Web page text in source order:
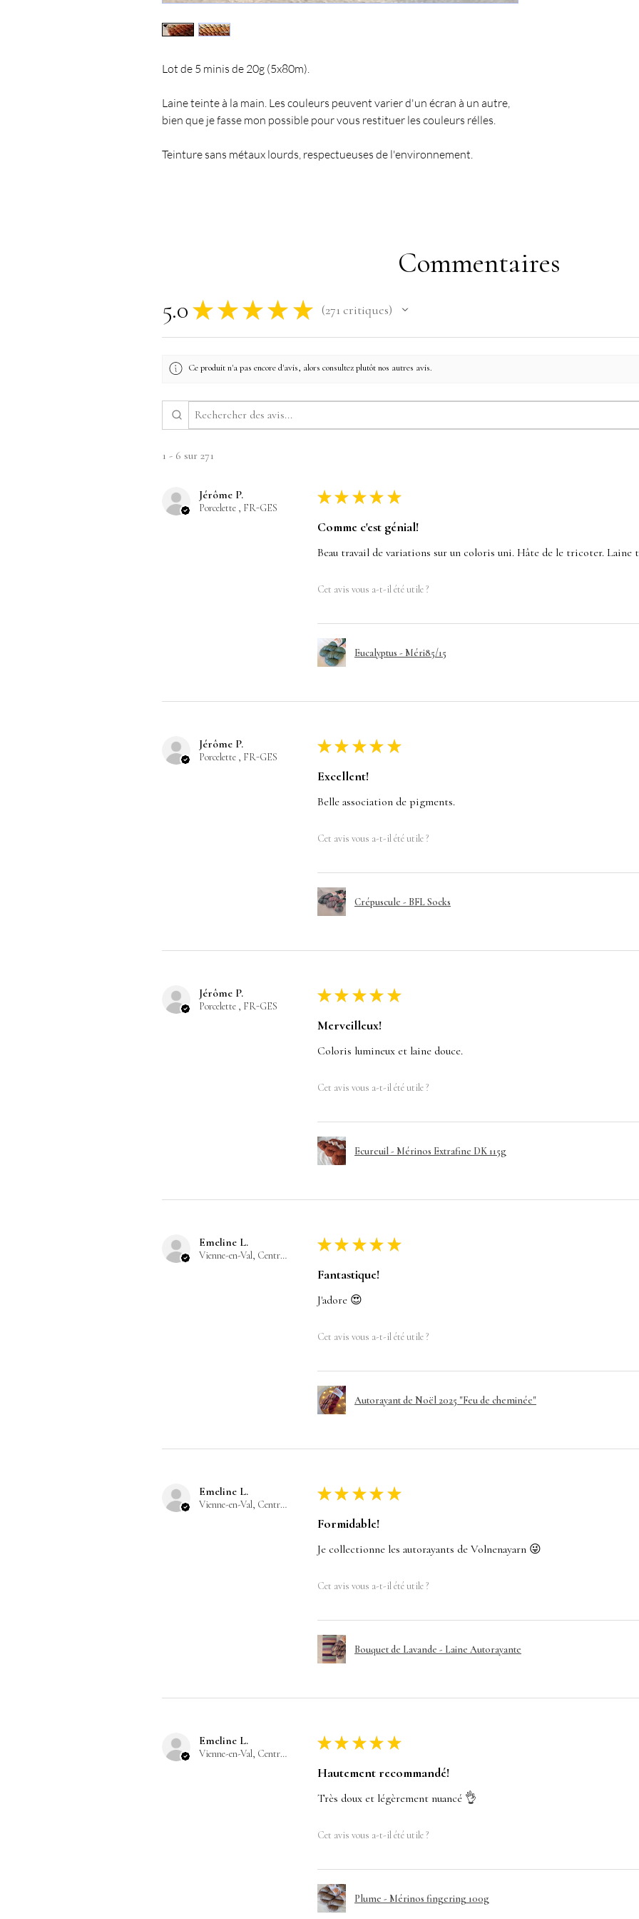
Lot de 5 minis de 20g (5x80m).
Laine teinte à la main. Les couleurs peuvent varier d'un écran à un autre,
bien que je fasse mon possible pour vous restituer les couleurs rélles.
Teinture sans métaux lourds, respectueuses de l'environnement.
Commentaires
5.0 ★ ★ ★ ★ ★ 271 critiques
271
Ce produit n'a pas encore d'avis, alors consultez plutôt nos autres avis.
1 - 6 sur 271
Jérôme P.
Porcelette , FR-GES
★ ★ ★ ★ ★
Comme c'est génial!
Beau travail de variations sur un coloris uni. Hâte de le tricoter. Laine
Cet avis vous a-t-il été utile ?
Eucalyptus - Méri85/15
Jérôme P.
Porcelette , FR-GES
★ ★ ★ ★ ★
Excellent!
Belle association de pigments.
Cet avis vous a-t-il été utile ?
Crépuscule - BFL Socks
Jérôme P.
Porcelette , FR-GES
★ ★ ★ ★ ★
Merveilleux!
Coloris lumineux et laine douce.
Cet avis vous a-t-il été utile ?
Ecureuil - Mérinos Extrafine DK 115g
Emeline L.
Vienne-en-Val, Centre-Val de Loire
★ ★ ★ ★ ★
Fantastique!
J'adore 😍
Cet avis vous a-t-il été utile ?
Autorayant de Noël 2025 "Feu de cheminée"
Emeline L.
Vienne-en-Val, Centre-Val de Loire
★ ★ ★ ★ ★
Formidable!
Je collectionne les autorayants de Volnenayarn 😜
Cet avis vous a-t-il été utile ?
Bouquet de Lavande - Laine Autorayante
Emeline L.
Vienne-en-Val, Centre-Val de Loire
★ ★ ★ ★ ★
Hautement recommandé!
Très doux et légèrement nuancé 👌
Cet avis vous a-t-il été utile ?
Plume - Mérinos fingering 100g